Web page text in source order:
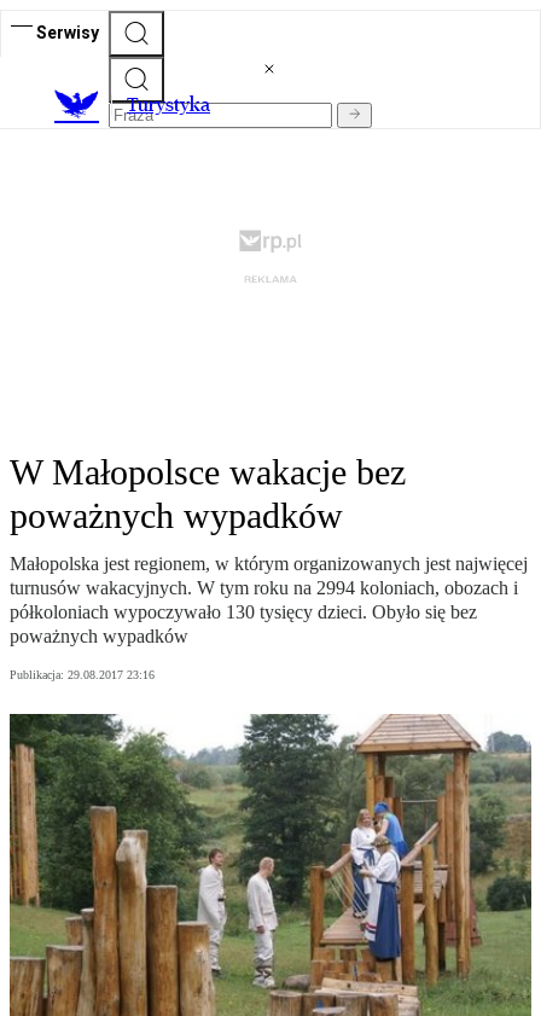
Serwisy
Turystyka
W Małopolsce wakacje bez
poważnych wypadków
Małopolska jest regionem, w którym organizowanych jest najwięcej
turnusów wakacyjnych. W tym roku na 2994 koloniach, obozach i
półkoloniach wypoczywało 130 tysięcy dzieci. Obyło się bez
poważnych wypadków
Publikacja: 29.08.2017 23:16